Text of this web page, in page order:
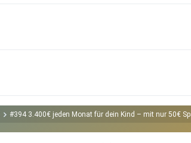
#394 3.400€ jeden Monat für dein Kind – mit nur 50€